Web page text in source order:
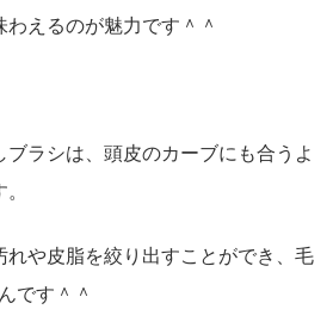
えるのが魅力です＾＾
ブラシは、頭皮のカーブにも合うよ
れや皮脂を絞り出すことができ、毛
です＾＾